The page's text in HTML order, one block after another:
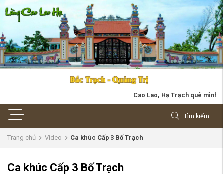
Cao Lao, Hạ Trạch quê mình.
Tìm kiếm
Trang chủ Video Ca khúc Cấp 3 Bố Trạch
Ca khúc Cấp 3 Bố Trạch